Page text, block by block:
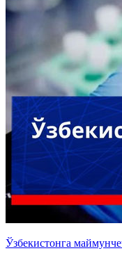
Ўзбекистонга